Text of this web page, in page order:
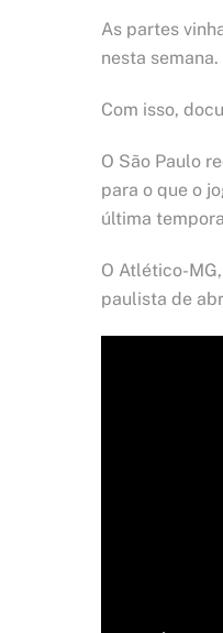
As partes
nesta semana.
Com isso,
O São Paulo
para o que o
última
O Atlético-
paulista de